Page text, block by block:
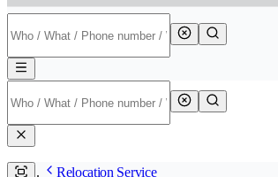
Relocation Service